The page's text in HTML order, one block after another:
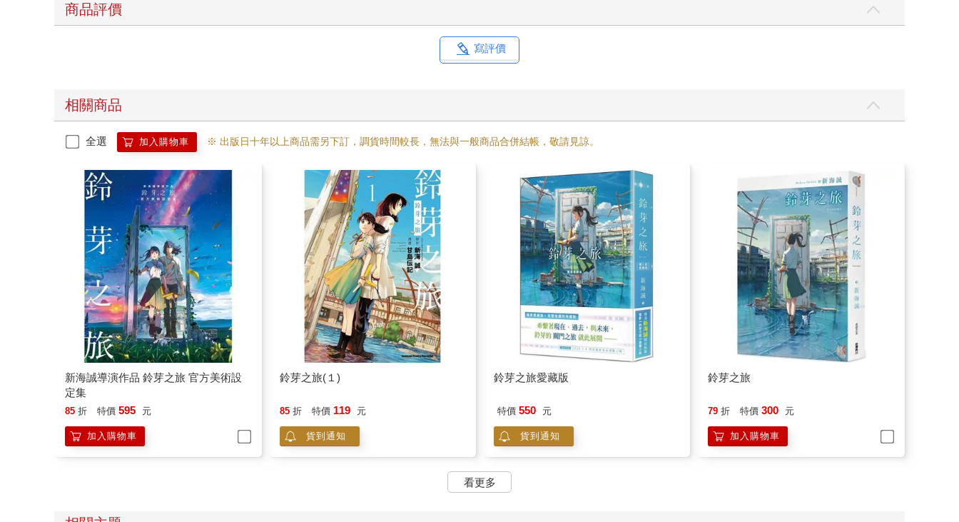
商品評價
寫評價
相關商品
全選 加入購物車 ※ 出版日十年以上商品需另下訂，調貨時間較長，無法與一般商品合併結帳，敬請見諒。
新海誠導演作品 鈴芽之旅 官方美術設
定集
85 折 特價 595 元
加入購物車
鈴芽之旅(１)
85 折 特價 119 元
貨到通知
鈴芽之旅愛藏版
特價 550 元
貨到通知
鈴芽之旅
79 折 特價 300 元
加入購物車
看更多